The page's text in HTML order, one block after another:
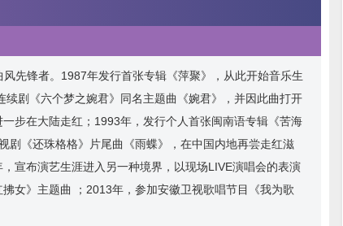
先锋者。1987年发行首张专辑《萍聚》，从此开始音乐生
剧《六个梦之婉君》同名主题曲《婉君》，并因此曲打开
步在大陆走红；1993年，发行个人首张闽南语专辑《苦海
剧《还珠格格》片尾曲《雨蝶》，在中国内地再尝走红滋
宣布演艺生涯进入另一种境界，以现场LIVE演唱会的表演
女》主题曲 ；2013年，参加安徽卫视歌唱节目《我为歌